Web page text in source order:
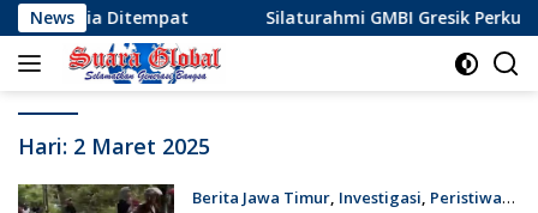
Langsung
ke
konten
NewsDitempat Silaturahmi GMBI Gresik Perkuat
Hari: 2 Maret 2025
Berita Jawa Timur, Investigasi, Peristiwa